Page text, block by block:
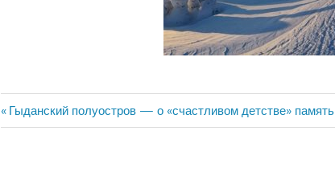
Навигация
Previous
Post:
Гыданский полуостров — о «счастливом детстве» память